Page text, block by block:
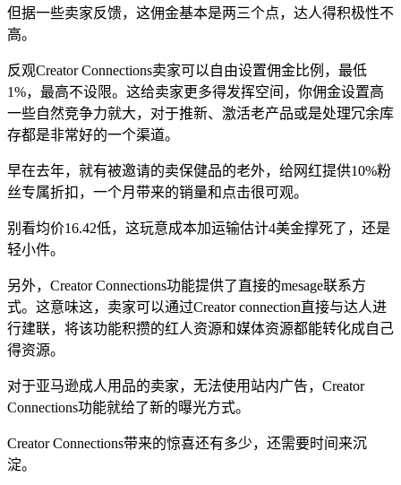
但据一些卖家反馈，这佣金基本是两三个点，达人得积极性不
高。
反观Creator Connections卖家可以自由设置佣金比例，最低
1%，最高不设限。这给卖家更多得发挥空间，你佣金设置高
一些自然竞争力就大，对于推新、激活老产品或是处理冗余库
存都是非常好的一个渠道。
早在去年，就有被邀请的卖保健品的老外，给网红提供10%粉
丝专属折扣，一个月带来的销量和点击很可观。
别看均价16.42低，这玩意成本加运输估计4美金撑死了，还是
轻小件。
另外，Creator Connections功能提供了直接的mesage联系方
式。这意味这，卖家可以通过Creator connection直接与达人进
行建联，将该功能积攒的红人资源和媒体资源都能转化成自己
得资源。
对于亚马逊成人用品的卖家，无法使用站内广告，Creator
Connections功能就给了新的曝光方式。
Creator Connections带来的惊喜还有多少，还需要时间来沉
淀。